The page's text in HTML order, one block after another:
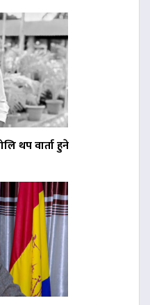
थप वार्ता हुने